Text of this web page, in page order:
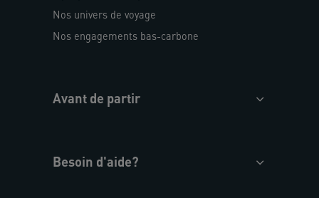
Nos univers de voyage
Nos engagements bas-carbone
Avant de partir
Besoin d'aide?